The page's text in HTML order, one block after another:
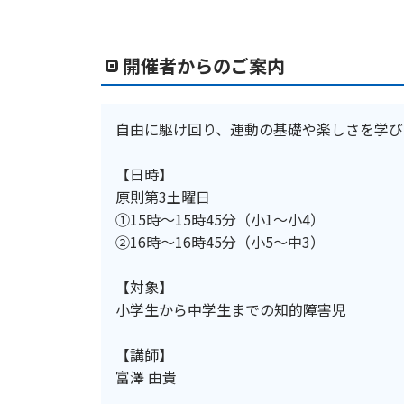
開催者からのご案内
自由に駆け回り、運動の基礎や楽しさを学
【日時】
原則第3土曜日
①15時～15時45分（小1～小4）
②16時～16時45分（小5～中3）
【対象】
小学生から中学生までの知的障害児
【講師】
富澤 由貴